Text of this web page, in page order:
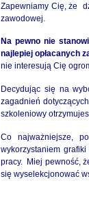
Zapewniamy Cię, że
zawodowej.
Na pewno nie
najlepiej opłacanych
nie interesują Cię
Decydując się na
zagadnień
szkoleniowy
Co najważniejsze,
wykorzystaniem
pracy. Miej pewność,
się wyselekcjonować